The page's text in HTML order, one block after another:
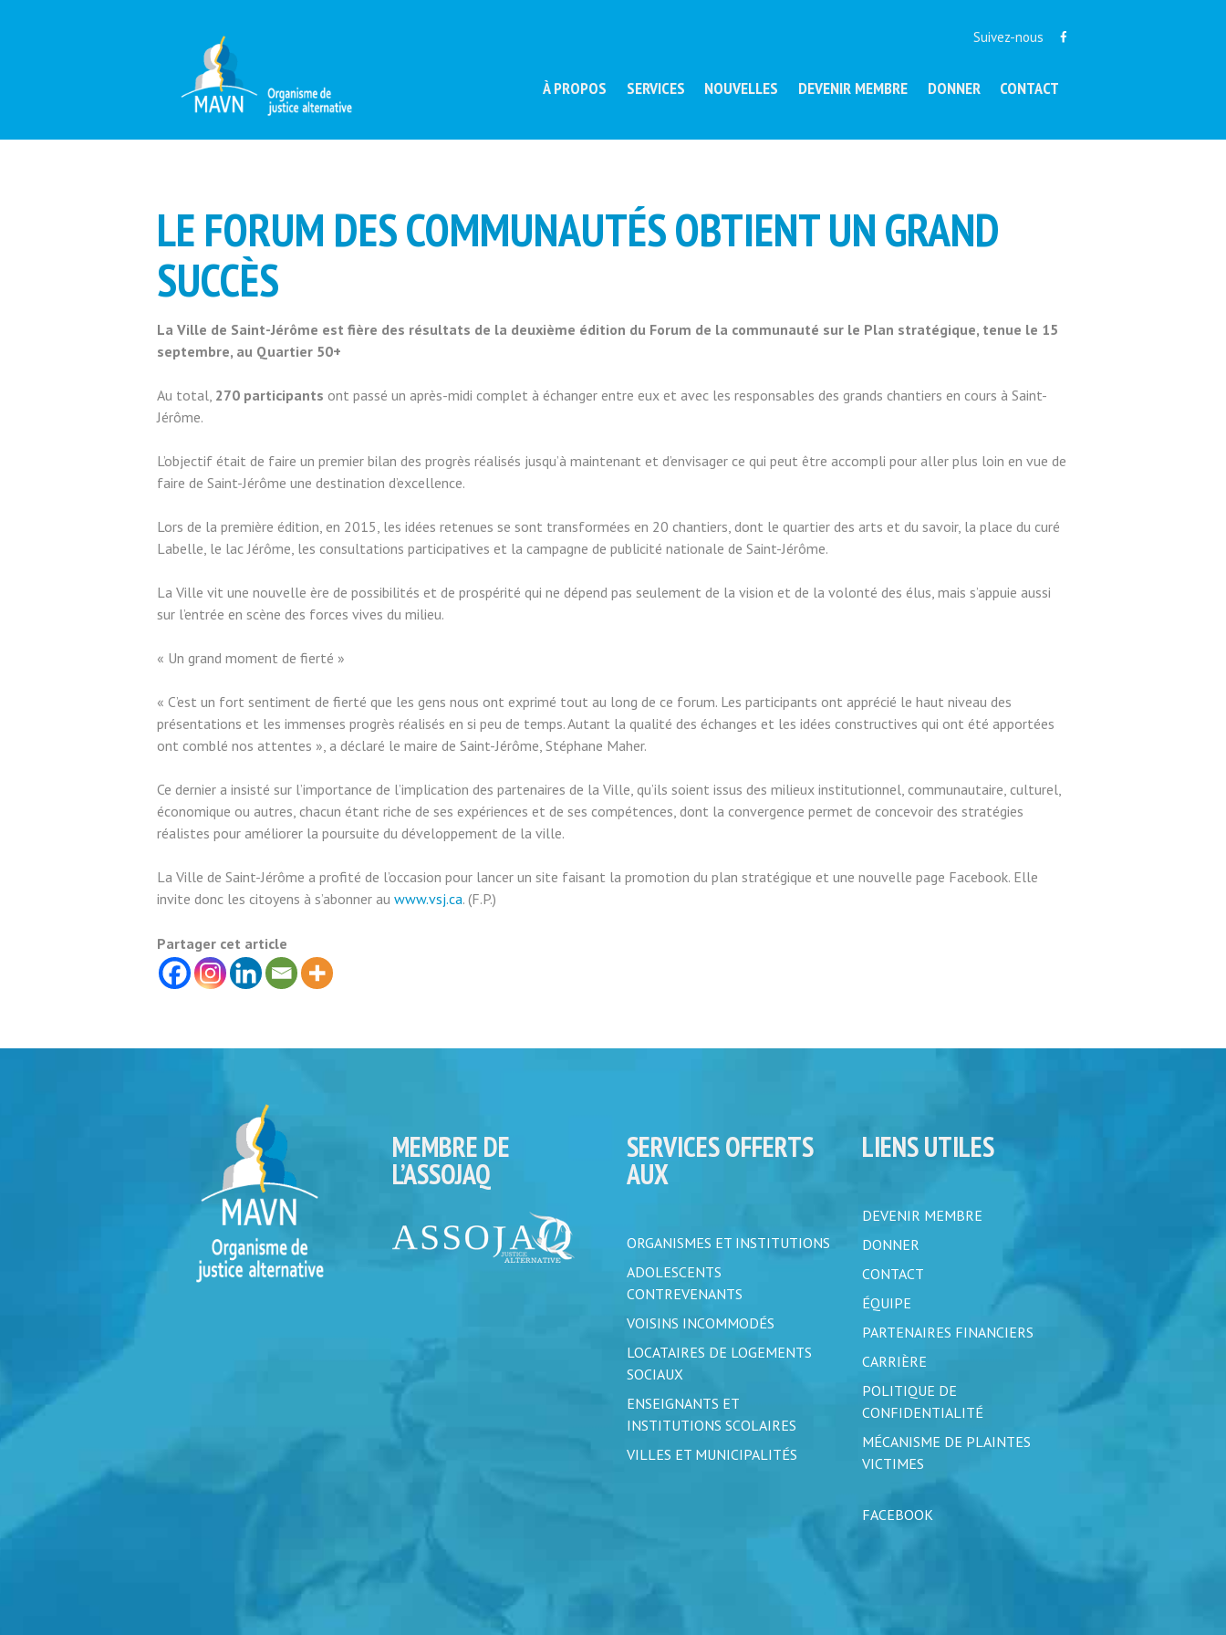
Suivez-nous
À PROPOS SERVICES NOUVELLES DEVENIR MEMBRE DONNER CONTACT
LE FORUM DES COMMUNAUTÉS OBTIENT UN GRAND
SUCCÈS
La Ville de Saint-Jérôme est fière des résultats de la deuxième édition du Forum de la communauté sur le Plan stratégique, tenue le 15
septembre, au Quartier 50+
Au total, 270 participants ont passé un après-midi complet à échanger entre eux et avec les responsables des grands chantiers en cours à Saint-
Jérôme.
L’objectif était de faire un premier bilan des progrès réalisés jusqu’à maintenant et d’envisager ce qui peut être accompli pour aller plus loin en vue de
faire de Saint-Jérôme une destination d’excellence.
Lors de la première édition, en 2015, les idées retenues se sont transformées en 20 chantiers, dont le quartier des arts et du savoir, la place du curé
Labelle, le lac Jérôme, les consultations participatives et la campagne de publicité nationale de Saint-Jérôme.
La Ville vit une nouvelle ère de possibilités et de prospérité qui ne dépend pas seulement de la vision et de la volonté des élus, mais s’appuie aussi
sur l’entrée en scène des forces vives du milieu.
« Un grand moment de fierté »
« C’est un fort sentiment de fierté que les gens nous ont exprimé tout au long de ce forum. Les participants ont apprécié le haut niveau des
présentations et les immenses progrès réalisés en si peu de temps. Autant la qualité des échanges et les idées constructives qui ont été apportées
ont comblé nos attentes », a déclaré le maire de Saint-Jérôme, Stéphane Maher.
Ce dernier a insisté sur l’importance de l’implication des partenaires de la Ville, qu’ils soient issus des milieux institutionnel, communautaire, culturel,
économique ou autres, chacun étant riche de ses expériences et de ses compétences, dont la convergence permet de concevoir des stratégies
réalistes pour améliorer la poursuite du développement de la ville.
La Ville de Saint-Jérôme a profité de l’occasion pour lancer un site faisant la promotion du plan stratégique et une nouvelle page Facebook. Elle
invite donc les citoyens à s’abonner au www.vsj.ca. (F.P.)
Partager cet article
MEMBRE DE
L’ASSOJAQ
SERVICES OFFERTS
AUX
ORGANISMES ET INSTITUTIONS
ADOLESCENTS
CONTREVENANTS
VOISINS INCOMMODÉS
LOCATAIRES DE LOGEMENTS
SOCIAUX
ENSEIGNANTS ET
INSTITUTIONS SCOLAIRES
VILLES ET MUNICIPALITÉS
LIENS UTILES
DEVENIR MEMBRE
DONNER
CONTACT
ÉQUIPE
PARTENAIRES FINANCIERS
CARRIÈRE
POLITIQUE DE
CONFIDENTIALITÉ
MÉCANISME DE PLAINTES
VICTIMES
FACEBOOK